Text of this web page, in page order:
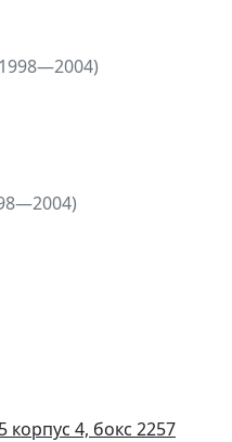
корпус 4, бокс 2257